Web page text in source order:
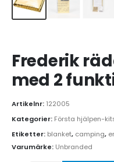
Frederik
med 2
Artikelnr: 122005
Kategorier: Första hjälpen-
Etiketter: blanket, camping,
Varumärke: Unbranded